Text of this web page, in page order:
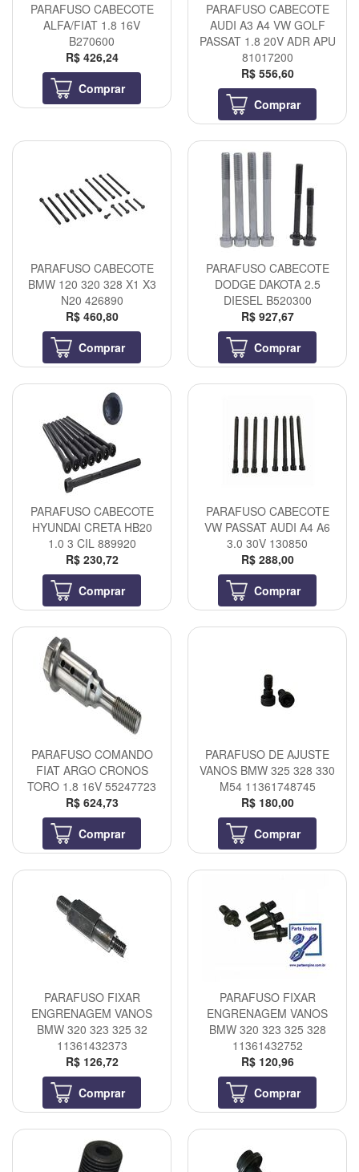
PARAFUSO CABECOTE
ALFA/FIAT 1.8 16V
B270600
R$ 426,24
Comprar
PARAFUSO CABECOTE
AUDI A3 A4 VW GOLF
PASSAT 1.8 20V ADR APU
81017200
R$ 556,60
Comprar
PARAFUSO CABECOTE
BMW 120 320 328 X1 X3
N20 426890
R$ 460,80
Comprar
PARAFUSO CABECOTE
DODGE DAKOTA 2.5
DIESEL B520300
R$ 927,67
Comprar
PARAFUSO CABECOTE
HYUNDAI CRETA HB20
1.0 3 CIL 889920
R$ 230,72
Comprar
PARAFUSO CABECOTE
VW PASSAT AUDI A4 A6
3.0 30V 130850
R$ 288,00
Comprar
PARAFUSO COMANDO
FIAT ARGO CRONOS
TORO 1.8 16V 55247723
R$ 624,73
Comprar
PARAFUSO DE AJUSTE
VANOS BMW 325 328 330
M54 11361748745
R$ 180,00
Comprar
PARAFUSO FIXAR
ENGRENAGEM VANOS
BMW 320 323 325 32
11361432373
R$ 126,72
Comprar
PARAFUSO FIXAR
ENGRENAGEM VANOS
BMW 320 323 325 328
11361432752
R$ 120,96
Comprar